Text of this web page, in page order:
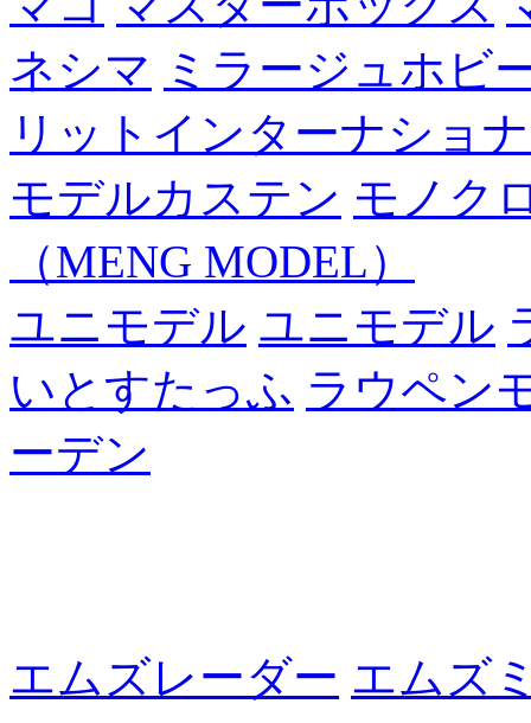
ネシマ ミラージュホビ
リットインターナショ
モデルカステン モノク
（MENG MODEL）
ユニモデル ユニモデル
いとすたっふ ラウペン
ーデン
エムズレーダー エムズ